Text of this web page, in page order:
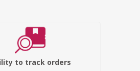
to track orders